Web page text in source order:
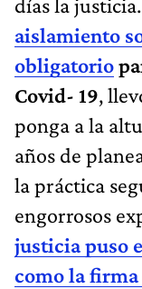
días la
aislamiento
obligatorio
Covid- 19,
ponga a la
años de
la práctica
engorrosos
justicia puso
como la